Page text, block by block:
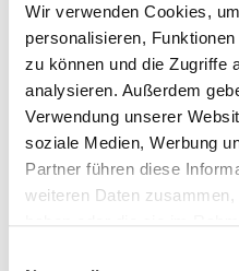
Wir verwenden Cookies,
personalisieren,
zu können und die Zugriffe
analysieren. Außerdem
Verwendung unserer
soziale Medien, Werbung
Partner führen diese
weiteren Daten
Kathrin